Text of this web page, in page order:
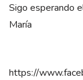
Sigo esperando
María
https://